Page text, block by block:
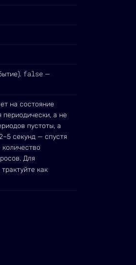
false —
на состояние
периодически, а не
пустоты, а
секунд — спустя
Для
трактуйте как